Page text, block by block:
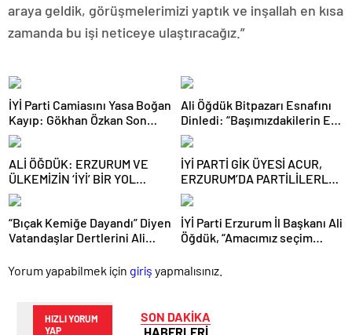
İYİ Parti Camiasını Yasa Boğan
Kayıp: Gökhan Özkan Son
Yolculuğuna Uğurlandı
Ali Öğdük Bitpazarı Esnafını
Dinledi: “Başımızdakilerin Eli
Her Daim Bizim Cebimizde”
ALİ ÖĞDÜK: ERZURUM VE
ÜLKEMİZİN ‘İYİ’ BİR YOL
HARİTASINA İHTİYACI VAR
İYİ PARTİ GİK ÜYESİ ACUR,
ERZURUM’DA PARTİLİLERLE
BULUŞTU
“Bıçak Kemiğe Dayandı” Diyen
Vatandaşlar Dertlerini Ali
İYİ Parti Erzurum İl Başkanı Ali
Öğdük, “Amacımız seçim
Yorum yapabilmek için giriş yapmalısınız.
HIZLI YORUM
YAP
SON DAKİKA
HABERLERİ